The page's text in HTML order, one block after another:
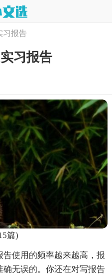
习报告
习报告
篇)
使用的频率越来越高，报
无误的。你还在对写报告